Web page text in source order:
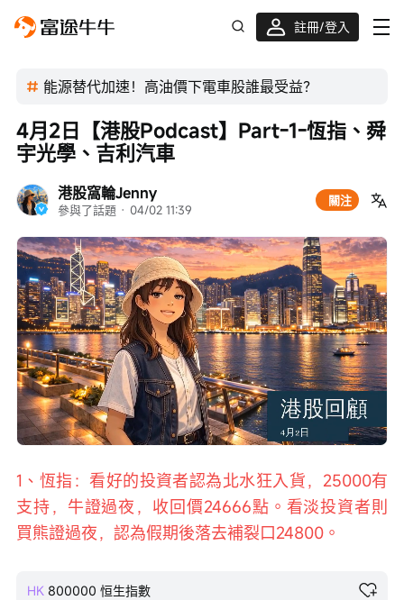
註冊/登入
能源替代加速！高油價下電車股誰最受益？
港股窩輪Jenny
參與了話題 · 04/02 11:39
關注
4月2日【港股Podcast】Part-1-恆指、舜
宇光學、吉利汽車
取
消
靜
Loaded:
0%
Progress:
0%
放
1、恆指：看好的投資者認為北水狂入貨，25000有
支持，牛證過夜，收回價24666點。看淡投資者則
買熊證過夜，認為假期後落去補裂口24800。
HK 800000 恒生指數